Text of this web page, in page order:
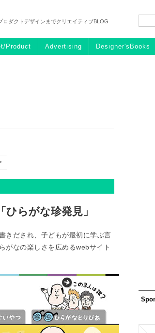
ロダクトデザインまでクリエイティブBLOG
Product Advertising Designer'sBooks
らがな珍発見」
きだされ、子どもが最初に学ぶ言
がなの楽しさを広めるwebサイト